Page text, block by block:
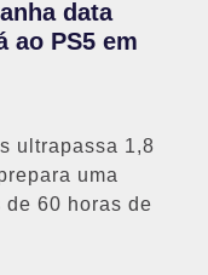
data
ao PS5 em
ultrapassa 1,8
uma
60 horas de